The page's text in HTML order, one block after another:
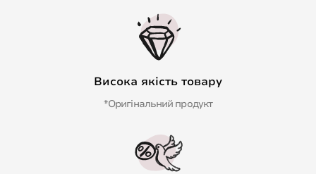
Висока якість товару
*Оригінальний продукт